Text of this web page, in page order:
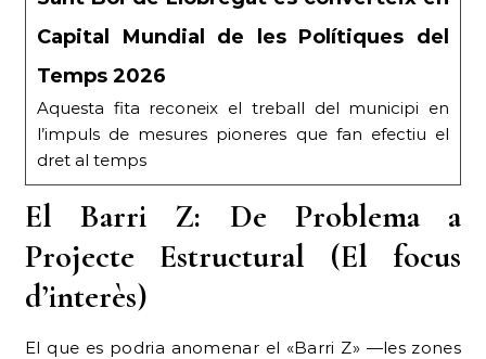
Capital Mundial de les Polítiques del
Temps 2026
Aquesta fita reconeix el treball del municipi en
l’impuls de mesures pioneres que fan efectiu el
dret al temps
El Barri Z: De Problema a
Projecte Estructural (El focus
d’interès)
El que es podria anomenar el «Barri Z» —les zones